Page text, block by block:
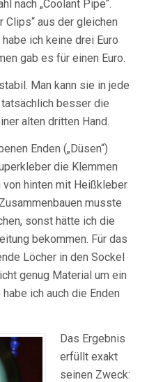
nach „Coolant Pipe“.
Clips“ aus der gleichen
ich keine drei Euro
gab es für einen Euro.
Man kann sie in jede
besser die
alten dritten Hand.
Enden („Düsen“)
die Klemmen
hinten mit Heißkleber
musste
sonst hätte ich die
bekommen. Für das
Löcher in den Sockel
genug Material um ein
ich auch die Enden
Das Ergebnis
erfüllt exakt
seinen Zweck: